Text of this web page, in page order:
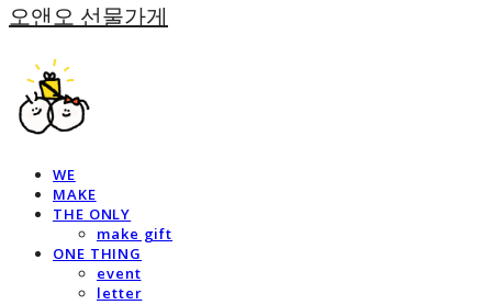
오앤오 선물가게
WE
MAKE
THE ONLY
make gift
ONE THING
event
letter